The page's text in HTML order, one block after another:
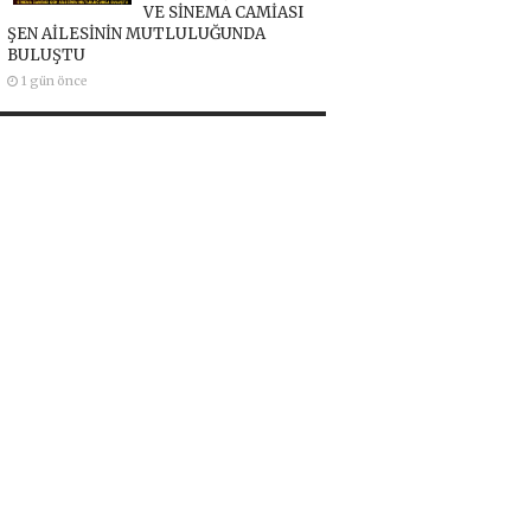
VE SİNEMA CAMİASI
ŞEN AİLESİNİN MUTLULUĞUNDA
BULUŞTU
1 gün önce